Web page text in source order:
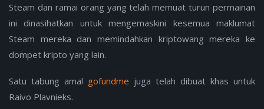
Steam dan ramai orang yang telah memuat turun permainan
ini dinasihatkan untuk mengemaskini kesemua maklumat
Steam mereka dan memindahkan kriptowang mereka ke
dompet kripto yang lain.
Satu tabung amal gofundme juga telah dibuat khas untuk
Raivo Plavnieks.